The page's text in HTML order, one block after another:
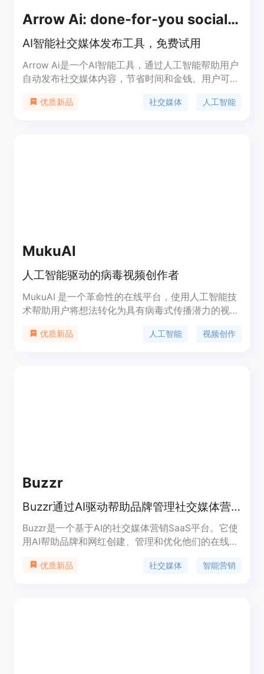
Arrow Ai: done-for-you social media posting
AI智能社交媒体发布工具，免费试用
Arrow Ai是一个AI智能工具，通过人工智能帮助用户
自动发布社交媒体内容，节省时间和金钱。用户可以
响力。Arrow Ai对任何企业免费提供发布内容和增加
优质新品 社交媒体 人工智能
MukuAI
人工智能驱动的病毒视频创作者
MukuAI 是一个革命性的在线平台，使用人工智能技
术帮助用户将想法转化为具有病毒式传播潜力的视
呈现者，使视频内容创作变得简单而高效。平台支持
优质新品 人工智能 视频创作
Buzzr
Buzzr通过AI驱动帮助品牌管理社交媒体营销
Buzzr是一个基于AI的社交媒体营销SaaS平台。它使
用AI帮助品牌和网红创建、管理和优化他们的在线形
俱全。加入公测,成为社交媒体革命的一部分。Buzzr
优质新品 社交媒体 智能营销